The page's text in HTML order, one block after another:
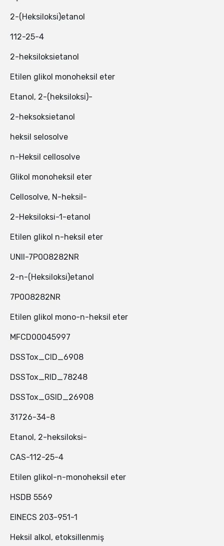
2-(Heksiloksi)etanol
112-25-4
2-heksiloksietanol
Etilen glikol monoheksil eter
Etanol, 2-(heksiloksi)-
2-heksoksietanol
heksil selosolve
n-Heksil cellosolve
Glikol monoheksil eter
Cellosolve, N-heksil-
2-Heksiloksi-1-etanol
Etilen glikol n-heksil eter
UNII-7P0O8282NR
2-n-(Heksiloksi)etanol
7P0O8282NR
Etilen glikol mono-n-heksil eter
MFCD00045997
DSSTox_CID_6908
DSSTox_RID_78248
DSSTox_GSID_26908
31726-34-8
Etanol, 2-heksiloksi-
CAS-112-25-4
Etilen glikol-n-monoheksil eter
HSDB 5569
EINECS 203-951-1
Heksil alkol, etoksillenmiş